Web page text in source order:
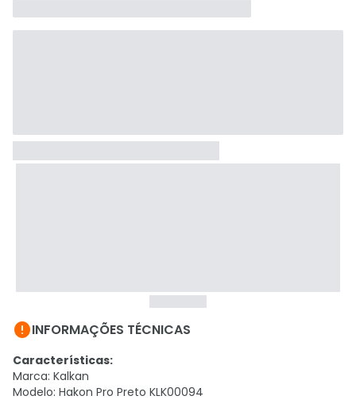
INFORMAÇÕES TÉCNICAS
Características:
Marca: Kalkan
Modelo: Hakon Pro Preto KLK00094